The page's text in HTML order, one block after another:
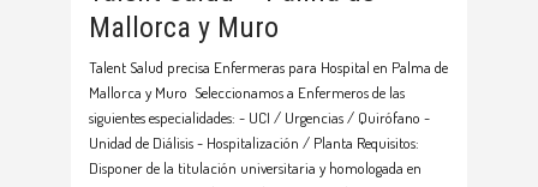
Mallorca y Muro
Talent Salud precisa Enfermeras para Hospital en Palma de
Mallorca y Muro Seleccionamos a Enfermeros de las
siguientes especialidades: - UCI / Urgencias / Quirófano -
Unidad de Diálisis - Hospitalización / Planta Requisitos:
Disponer de la titulación universitaria y homologada en